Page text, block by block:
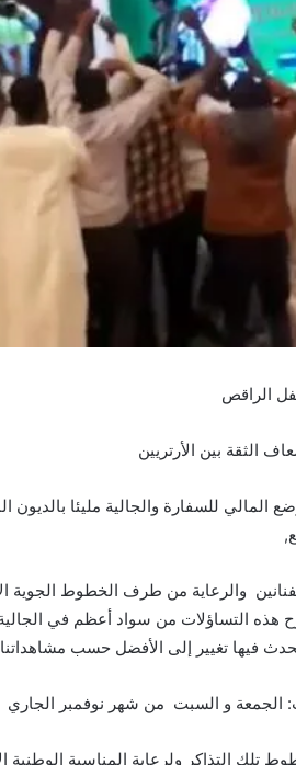
الراقص
الثقة بين الأرتريين
للسفارة والجالية مليئا بالديون
والرعاية من طرف الخطوط الجوية
التساؤلات من سواد أعظم في الجالية
يحدث فيها تغيير إلى الأفضل حسب مشاهداتنا
تلك التذاكر ولرعاية المناسبة الوطنية